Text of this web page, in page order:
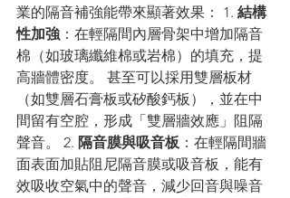
業的隔音補強能帶來顯著效果： 1. 結構
性加強 ：在輕隔間內層骨架中增加隔音
棉（如玻璃纖維棉或岩棉）的填充，提
高牆體密度。 甚至可以採用雙層板材
（如雙層石膏板或矽酸鈣板），並在中
間留有空腔，形成「雙層牆效應」阻隔
聲音。 2. 隔音膜與吸音板 ：在輕隔間牆
面表面加貼阻尼隔音膜或吸音板，能有
效吸收空氣中的聲音，減少回音與噪音